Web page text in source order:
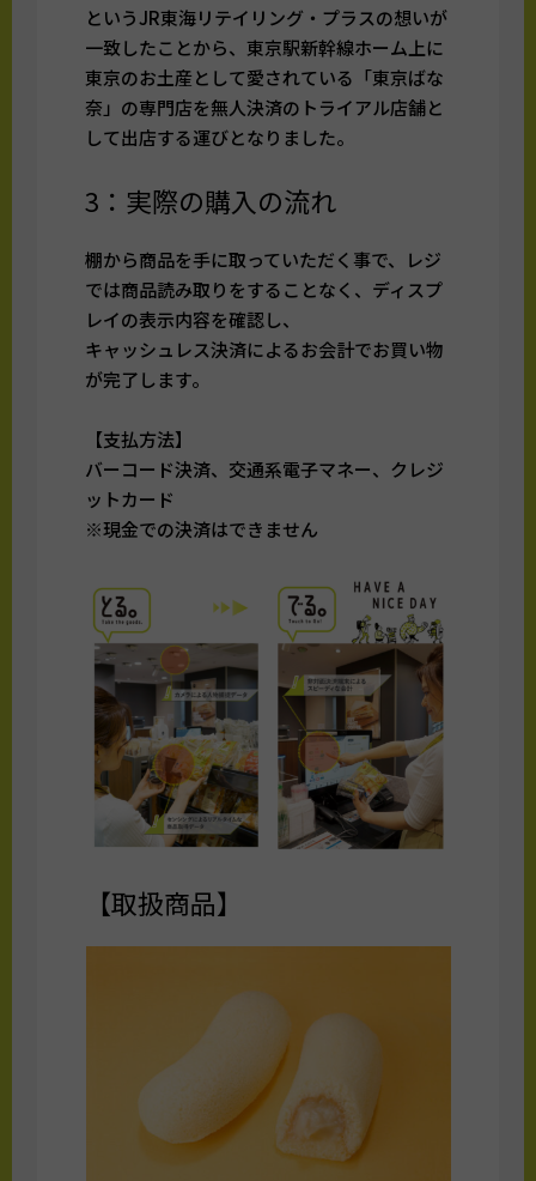
というJR東海リテイリング・プラスの想いが
一致したことから、東京駅新幹線ホーム上に
東京のお土産として愛されている「東京ばな
奈」の専門店を無人決済のトライアル店舗と
して出店する運びとなりました。
3：実際の購入の流れ
棚から商品を手に取っていただく事で、レジ
では商品読み取りをすることなく、ディスプ
レイの表示内容を確認し、
キャッシュレス決済によるお会計でお買い物
が完了します。
【支払方法】
バーコード決済、交通系電子マネー、クレジ
ットカード
※現金での決済はできません
【取扱商品】